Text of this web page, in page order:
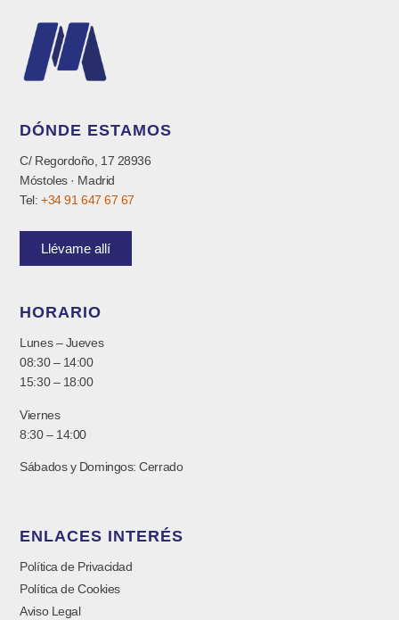
DÓNDE ESTAMOS
C/ Regordoño, 17 28936
Móstoles · Madrid
Tel:+34 91 647 67 67
Llévame allí
HORARIO
Lunes – Jueves
08:30 – 14:00
15:30 – 18:00
Viernes
8:30 – 14:00
Sábados y Domingos: Cerrado
ENLACES INTERÉS
Política de Privacidad
Política de Cookies
Aviso Legal